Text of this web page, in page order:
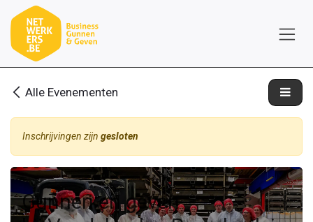
Overslaan naar inhoud
Alle Evenementen
Inschrijvingen zijn gesloten
Gunnen en geven